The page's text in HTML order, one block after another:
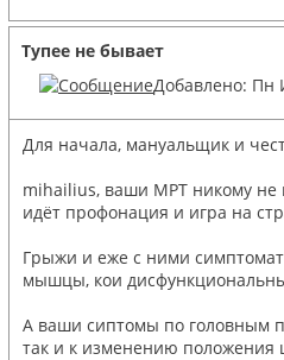
Тупее не бывает
Добавлено: Пн
Для начала, мануальщик и
mihailius, ваши МРТ никому не
идёт профонация и игра на
Грыжи и еже с ними
мышцы, кои
А ваши сиптомы по головным
так и к изменению положения